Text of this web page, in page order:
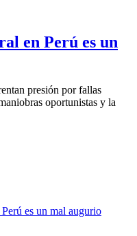
en Perú es un
presión por fallas
oportunistas y la